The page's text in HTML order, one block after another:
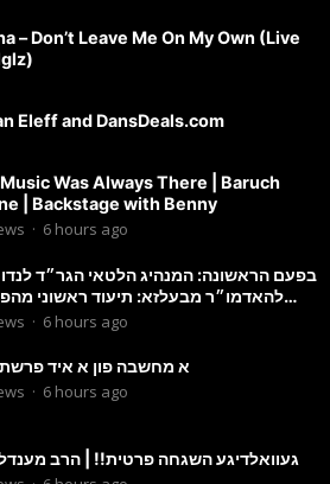
– Don’t Leave Me On My Own (Live
Eleff and DansDeals.com
Was Always There | Baruch
| Backstage with Benny
· 6 hours ago
בפעם הראשונה: המנהיג הלטאי הגר״ד לנדו
להאדמו״ר מבעלזא: תיעוד ראשוני
· 6 hours ago
א מחשבה פון א איד
· 6 hours ago
געוואלדיגע השגחה פרטית!! | הרב מענדל